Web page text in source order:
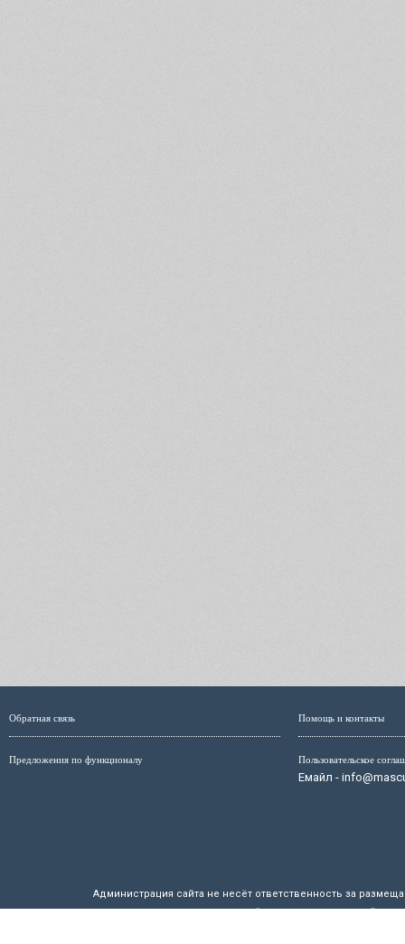
Обратная связь
Предложения по функционалу
Помощь и контакты
Пользовательское
Емайл -
Администрация сайта не несёт ответственность за
размещённых на страницах сайта,